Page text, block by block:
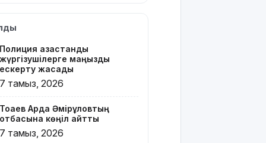
Z белгісі
киген
жолаушы
қызу талқыға
түсті
Президент
Солтүстік
Қазақстан
Полиция қазақстандық
жүргізушілерге маңызды
ескерту жасады
7 тамыз, 2026
Тоқаев Ардақ Әмірқұловтың
отбасына көңіл айтты
7 тамыз, 2026